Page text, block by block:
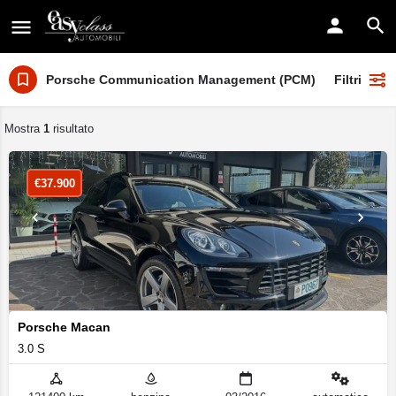
Porsche Communication Management (PCM) Filtri
Mostra 1 risultato
Porsche Macan
3.0 S
€37.900